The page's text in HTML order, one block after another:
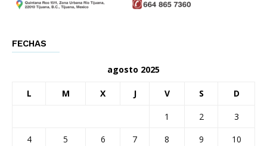
FECHAS
agosto 2025
L M X J V S D
1 2
3
4
5 6 7 8 9
10